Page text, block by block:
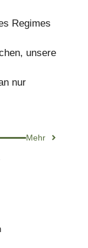
Regimes
unsere
nur
Mehr